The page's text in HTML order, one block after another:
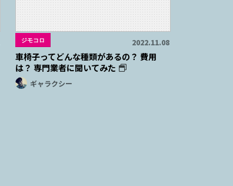
ジモコロ 2022.11.08
車椅子ってどんな種類があるの？ 費用
は？ 専門業者に聞いてみた
ギャラクシー